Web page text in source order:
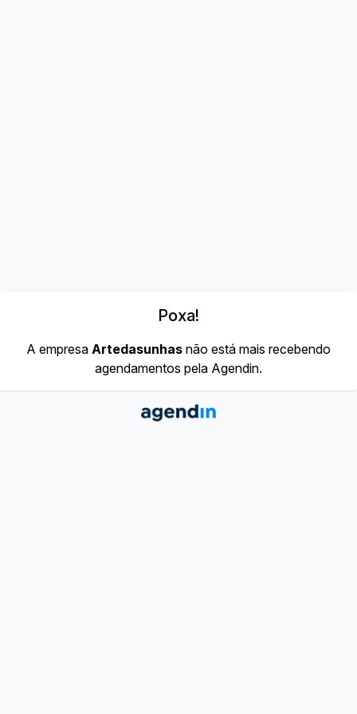
Poxa!
A empresa Artedasunhas não está mais recebendo
agendamentos pela Agendin.